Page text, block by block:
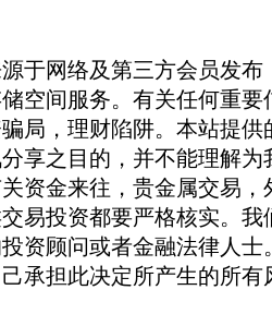
于网络及第三方会员发
空间服务。有关任何重
局，理财陷阱。本站提
享之目的，并不能理解
资金来往，贵金属交易
易投资都要严格核实。
资顾问或者金融法律人
承担此决定所产生的所有